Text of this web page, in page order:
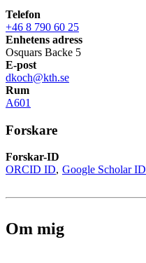
Telefon
+46 8 790 60 25
Enhetens adress
Osquars Backe 5
E-post
dkoch@kth.se
Rum
A601
Forskare
Forskar-ID
ORCID ID Google Scholar ID
Om mig